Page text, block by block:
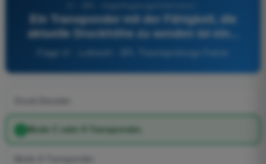
Ein Transponder mit der Fähigkeit, die
aktuelle Druckhöhe zu senden ist ein...
Frage 31 - Luftrecht - SPL Theorieprüfungs-Trainer
Mode C oder S Transponder.